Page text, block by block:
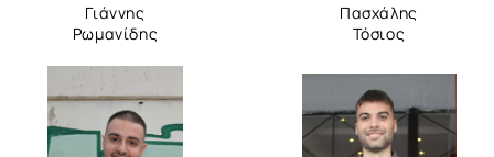
Γιάννης
Ρωμανίδης
Πασχάλης
Τόσιος